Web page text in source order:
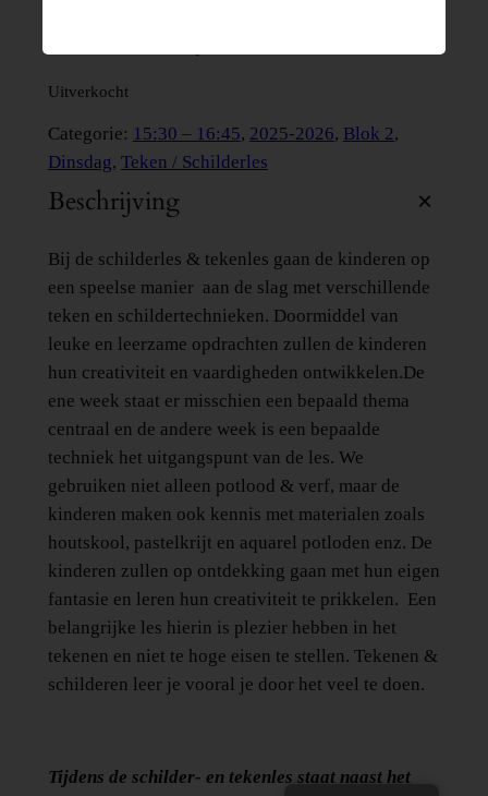
Uitverkocht
Categorie: 15:30 – 16:45, 2025-2026, Blok 2
Dinsdag, Teken / Schilderles
Beschrijving
Bij de schilderles & tekenles gaan de kinderen op
een speelse manier aan de slag met verschillende
teken en schildertechnieken. Doormiddel van
leuke en leerzame opdrachten zullen de kinderen
hun creativiteit en vaardigheden ontwikkelen.De
ene week staat er misschien een bepaald thema
centraal en de andere week is een bepaalde
techniek het uitgangspunt van de les. We
gebruiken niet alleen potlood & verf, maar de
kinderen maken ook kennis met materialen zoals
houtskool, pastelkrijt en aquarel potloden enz. De
kinderen zullen op ontdekking gaan met hun eigen
fantasie en leren hun creativiteit te prikkelen. Een
belangrijke les hierin is plezier hebben in het
tekenen en niet te hoge eisen te stellen. Tekenen &
schilderen leer je vooral je door het veel te doen.
Tijdens de schilder- en tekenles staat naast het